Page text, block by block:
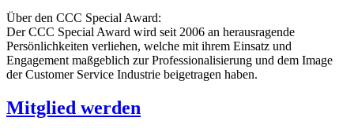
Über den CCC Special Award:
Der CCC Special Award wird seit 2006 an herausragende
Persönlichkeiten verliehen, welche mit ihrem Einsatz und
Engagement maßgeblich zur Professionalisierung und dem Image
der Customer Service Industrie beigetragen haben.
Mitglied werden